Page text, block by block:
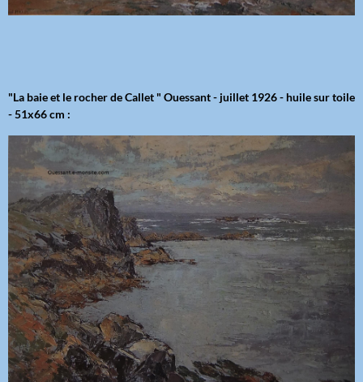
"La baie et le rocher de Callet " Ouessant - juillet 1926 - huile sur toile
- 51x66 cm :